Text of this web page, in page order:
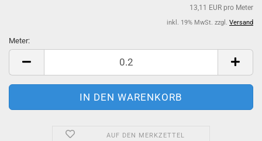
13,11 EUR pro Meter
inkl. 19% MwSt. zzgl. Versand
Meter:
Meter
AUF DEN MERKZETTEL